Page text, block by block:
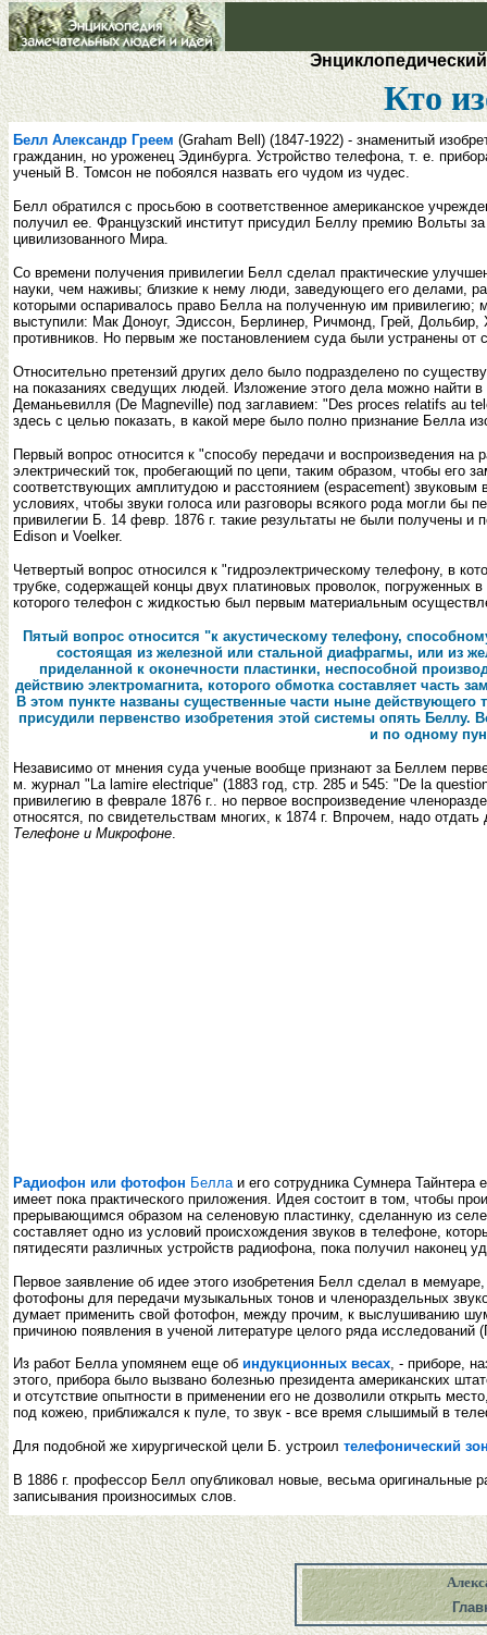
Кто
Белл Александр Греем (Graham Bell) (1847-1922) - знаменитый
гражданин, но уроженец Эдинбурга. Устройство телефона, т. е.
ученый В. Томсон не побоялся назвать его чудом из чудес.
Белл обратился с просьбою в соответственное американское
получил ее. Французский институт присудил Беллу премию Вольты
цивилизованного Мира.
Со времени получения привилегии Белл сделал практические
науки, чем наживы; близкие к нему люди, заведующего его делами,
которыми оспаривалось право Белла на полученную им привилегию;
выступили: Мак Доноуг, Эдиссон, Берлинер, Ричмонд, Грей,
противников. Но первым же постановлением суда были устранены
Относительно претензий других дело было подразделено по
на показаниях сведущих людей. Изложение этого дела можно найти
Деманьевилля (De Magneville) под заглавием: "Des proces relatifs au
здесь с целью показать, в какой мере было полно признание Белла
Первый вопрос относится к "способу передачи и воспроизведения
электрический ток, пробегающий по цепи, таким образом, чтобы его
соответствующих амплитудою и расстоянием (espacement)
условиях, чтобы звуки голоса или разговоры всякого рода могли бы
привилегии Б. 14 февр. 1876 г. такие результаты не были получены
Edison и Voelker.
Четвертый вопрос относился к "гидроэлектрическому телефону, в
трубке, содержащей концы двух платиновых проволок, погруженных
которого телефон с жидкостью был первым материальным
Пятый вопрос относится "к акустическому телефону,
состоящая из железной или стальной диафрагмы, или из
приделанной к оконечности пластинки, неспособной
действию электромагнита, которого обмотка составляет часть
В этом пункте названы существенные части ныне
присудили первенство изобретения этой системы опять
и по одному
Независимо от мнения суда ученые вообще признают за Беллем
м. журнал "La lamire electrique" (1883 год, стр. 285 и 545: "De la
привилегию в феврале 1876 г.. но первое воспроизведение
относятся, по свидетельствам многих, к 1874 г. Впрочем, надо
Телефоне и Микрофоне.
Радиофон или фотофон Беллаи его сотрудника Сумнера Тайнтера
имеет пока практического приложения. Идея состоит в том, чтобы
прерывающимся образом на селеновую пластинку, сделанную из
составляет одно из условий происхождения звуков в телефоне,
пятидесяти различных устройств радиофона, пока получил наконец
Первое заявление об идее этого изобретения Белл сделал в
фотофоны для передачи музыкальных тонов и членораздельных
думает применить свой фотофон, между прочим, к выслушиванию
причиною появления в ученой литературе целого ряда
Из работ Белла упомянем еще об индукционных весах, - приборе,
этого, прибора было вызвано болезнью президента американских
и отсутствие опытности в применении его не дозволили открыть
под кожею, приближался к пуле, то звук - все время слышимый в
Для подобной же хирургической цели Б. устроил телефонический
В 1886 г. профессор Белл опубликовал новые, весьма
записывания произносимых слов.